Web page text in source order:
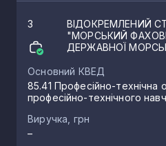
3
ВІДОКРЕМЛЕНИЙ
"МОРСЬКИЙ
ДЕРЖАВНОЇ
Основний КВЕД
85.41 Професійно-технічна
професійно-технічного
Виручка, грн
–